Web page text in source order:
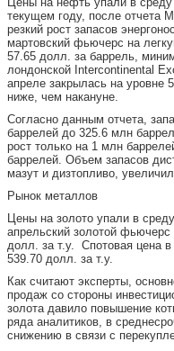
текущем году, после отчета
резкий рост запасов
мартовский фьючерс на
57.65 долл. за баррель,
лондонской Intercontinental
апреле закрылась на уровне
ниже, чем накануне.
Согласно данным отчета,
баррелей до 325.6 млн
рост только на 1 млн
баррелей. Объем запасов
мазут и дизтопливо,
Рынок металлов
Цены на золото упали в
апрельский золотой
долл. за т.у. Спотовая цена
539.70 долл. за т.у.
Как считают эксперты,
продаж со стороны
золота давило повышение
ряда аналитиков, в
снижению в связи с